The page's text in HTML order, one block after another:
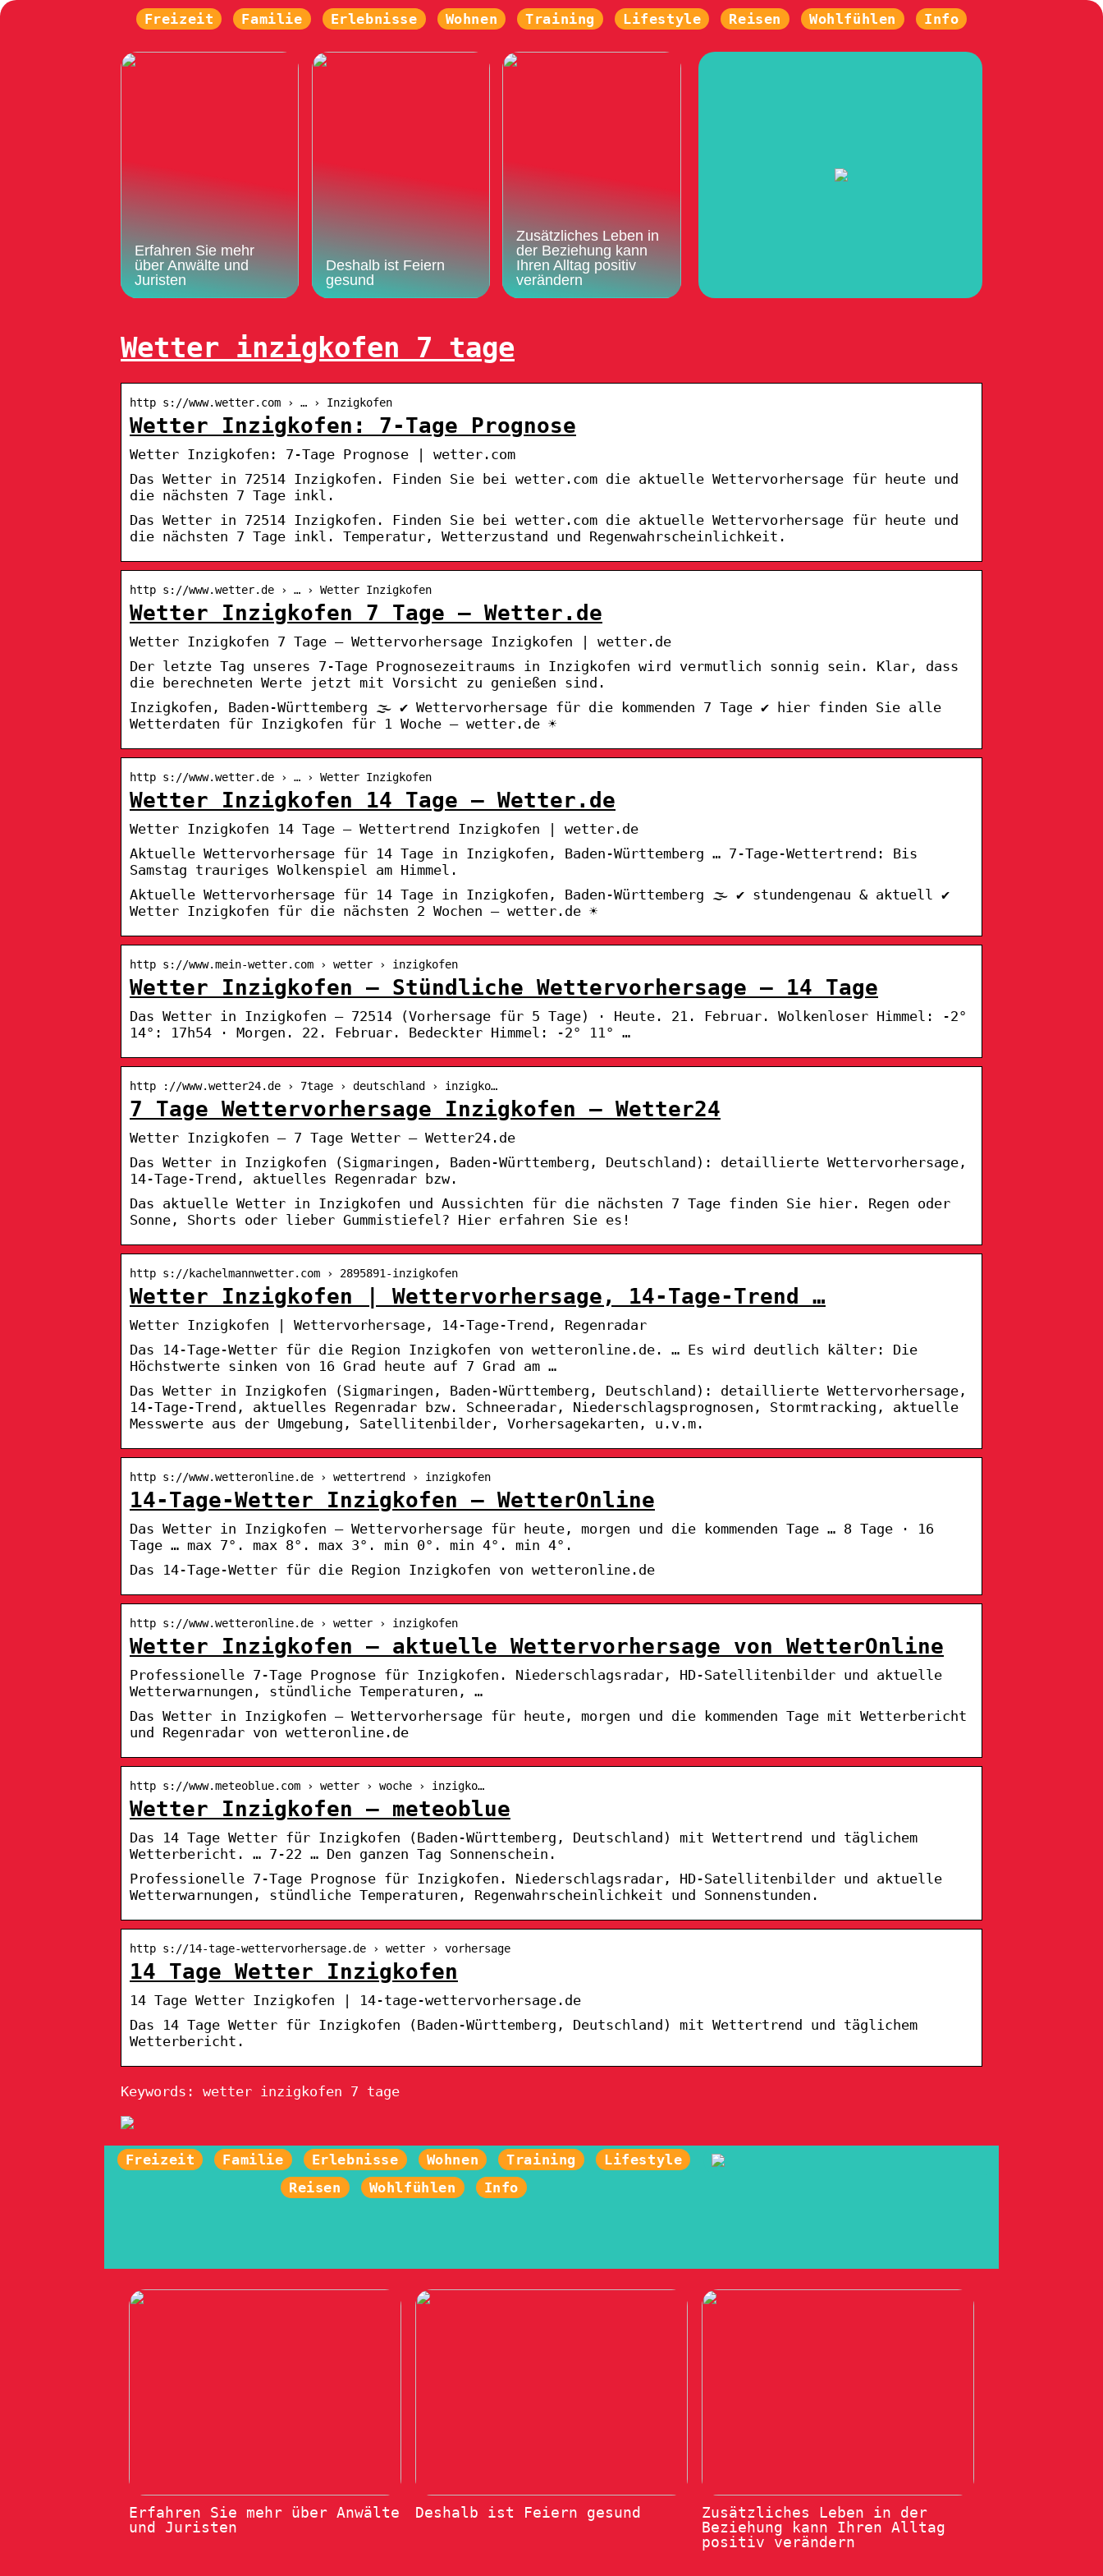
Freizeit Familie Erlebnisse Wohnen Training Lifestyle Reisen Wohlfühlen Info
Erfahren Sie mehr
über Anwälte und
Juristen
Deshalb ist Feiern
gesund
Zusätzliches Leben in
der Beziehung kann
Ihren Alltag positiv
verändern
Wetter inzigkofen 7 tage
http s://www.wetter.com › … › Inzigkofen
Wetter Inzigkofen: 7-Tage Prognose
Wetter Inzigkofen: 7-Tage Prognose | wetter.com
Das Wetter in 72514 Inzigkofen. Finden Sie bei wetter.com die aktuelle Wettervorhersage für heute und
die nächsten 7 Tage inkl.
Das Wetter in 72514 Inzigkofen. Finden Sie bei wetter.com die aktuelle Wettervorhersage für heute und
die nächsten 7 Tage inkl. Temperatur, Wetterzustand und Regenwahrscheinlichkeit.
http s://www.wetter.de › … › Wetter Inzigkofen
Wetter Inzigkofen 7 Tage – Wetter.de
Wetter Inzigkofen 7 Tage – Wettervorhersage Inzigkofen | wetter.de
Der letzte Tag unseres 7-Tage Prognosezeitraums in Inzigkofen wird vermutlich sonnig sein. Klar, dass
die berechneten Werte jetzt mit Vorsicht zu genießen sind.
Inzigkofen, Baden-Württemberg 🌫️ ✔ Wettervorhersage für die kommenden 7 Tage ✔ hier finden Sie alle
Wetterdaten für Inzigkofen für 1 Woche – wetter.de ☀
http s://www.wetter.de › … › Wetter Inzigkofen
Wetter Inzigkofen 14 Tage – Wetter.de
Wetter Inzigkofen 14 Tage – Wettertrend Inzigkofen | wetter.de
Aktuelle Wettervorhersage für 14 Tage in Inzigkofen, Baden-Württemberg … 7-Tage-Wettertrend: Bis
Samstag trauriges Wolkenspiel am Himmel.
Aktuelle Wettervorhersage für 14 Tage in Inzigkofen, Baden-Württemberg 🌫️ ✔ stundengenau & aktuell ✔
Wetter Inzigkofen für die nächsten 2 Wochen – wetter.de ☀
http s://www.mein-wetter.com › wetter › inzigkofen
Wetter Inzigkofen – Stündliche Wettervorhersage – 14 Tage
Das Wetter in Inzigkofen – 72514 (Vorhersage für 5 Tage) · Heute. 21. Februar. Wolkenloser Himmel: -2°
14°: 17h54 · Morgen. 22. Februar. Bedeckter Himmel: -2° 11° …
http ://www.wetter24.de › 7tage › deutschland › inzigko…
7 Tage Wettervorhersage Inzigkofen – Wetter24
Wetter Inzigkofen – 7 Tage Wetter – Wetter24.de
Das Wetter in Inzigkofen (Sigmaringen, Baden-Württemberg, Deutschland): detaillierte Wettervorhersage,
14-Tage-Trend, aktuelles Regenradar bzw.
Das aktuelle Wetter in Inzigkofen und Aussichten für die nächsten 7 Tage finden Sie hier. Regen oder
Sonne, Shorts oder lieber Gummistiefel? Hier erfahren Sie es!
http s://kachelmannwetter.com › 2895891-inzigkofen
Wetter Inzigkofen | Wettervorhersage, 14-Tage-Trend …
Wetter Inzigkofen | Wettervorhersage, 14-Tage-Trend, Regenradar
Das 14-Tage-Wetter für die Region Inzigkofen von wetteronline.de. … Es wird deutlich kälter: Die
Höchstwerte sinken von 16 Grad heute auf 7 Grad am …
Das Wetter in Inzigkofen (Sigmaringen, Baden-Württemberg, Deutschland): detaillierte Wettervorhersage,
14-Tage-Trend, aktuelles Regenradar bzw. Schneeradar, Niederschlagsprognosen, Stormtracking, aktuelle
Messwerte aus der Umgebung, Satellitenbilder, Vorhersagekarten, u.v.m.
http s://www.wetteronline.de › wettertrend › inzigkofen
14-Tage-Wetter Inzigkofen – WetterOnline
Das Wetter in Inzigkofen – Wettervorhersage für heute, morgen und die kommenden Tage … 8 Tage · 16
Tage … max 7°. max 8°. max 3°. min 0°. min 4°. min 4°.
Das 14-Tage-Wetter für die Region Inzigkofen von wetteronline.de
http s://www.wetteronline.de › wetter › inzigkofen
Wetter Inzigkofen – aktuelle Wettervorhersage von WetterOnline
Professionelle 7-Tage Prognose für Inzigkofen. Niederschlagsradar, HD-Satellitenbilder und aktuelle
Wetterwarnungen, stündliche Temperaturen, …
Das Wetter in Inzigkofen – Wettervorhersage für heute, morgen und die kommenden Tage mit Wetterbericht
und Regenradar von wetteronline.de
http s://www.meteoblue.com › wetter › woche › inzigko…
Wetter Inzigkofen – meteoblue
Das 14 Tage Wetter für Inzigkofen (Baden-Württemberg, Deutschland) mit Wettertrend und täglichem
Wetterbericht. … 7-22 … Den ganzen Tag Sonnenschein.
Professionelle 7-Tage Prognose für Inzigkofen. Niederschlagsradar, HD-Satellitenbilder und aktuelle
Wetterwarnungen, stündliche Temperaturen, Regenwahrscheinlichkeit und Sonnenstunden.
http s://14-tage-wettervorhersage.de › wetter › vorhersage
14 Tage Wetter Inzigkofen
14 Tage Wetter Inzigkofen | 14-tage-wettervorhersage.de
Das 14 Tage Wetter für Inzigkofen (Baden-Württemberg, Deutschland) mit Wettertrend und täglichem
Wetterbericht.
Keywords: wetter inzigkofen 7 tage
Freizeit Familie Erlebnisse Wohnen Training
Lifestyle
Reisen
Wohlfühlen Info
Erfahren Sie mehr über Anwälte
und Juristen
Deshalb ist Feiern gesund
Zusätzliches Leben in der
Beziehung kann Ihren Alltag
positiv verändern